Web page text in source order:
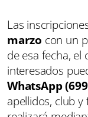
Las
marzo con un
de esa fecha,
interesados
WhatsApp
apellidos, club